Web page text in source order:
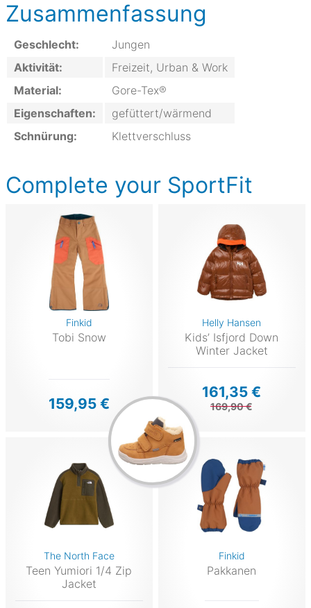
Zusammenfassung
Geschlecht:
Jungen
Aktivität:
Freizeit, Urban & Work
Material:
Gore-Tex®
Eigenschaften:
gefüttert/wärmend
Schnürung:
Klettverschluss
Complete your SportFit
Finkid
Tobi Snow
159,95 €
Helly Hansen
Kids’ Isfjord Down
Winter Jacket
161,35 €
169,90 €
The North Face
Teen Yumiori 1/4 Zip
Jacket
Finkid
Pakkanen